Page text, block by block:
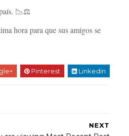
país. 📉⚖️
hora para que sus amigos se
Pinterest Linkedin
NEXT